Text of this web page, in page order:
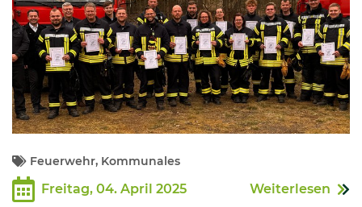
Feuerwehr, Kommunales
Freitag, 04. April 2025 Weiterlesen